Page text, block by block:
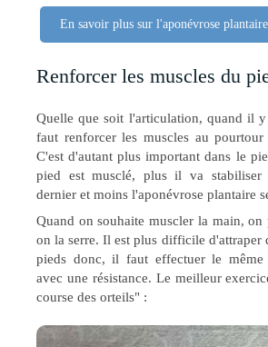
En savoir plus sur l'aponévrose
Renforcer les muscles du
Quelle que soit l'articulation, quand il
faut renforcer les muscles au
C'est d'autant plus important dans le
pied est musclé, plus il va stabiliser
dernier et moins l'aponévrose plantaire
Quand on souhaite muscler la main, on
on la serre. Il est plus difficile d'attraper
pieds donc, il faut effectuer le même
avec une résistance. Le meilleur
course des orteils" :